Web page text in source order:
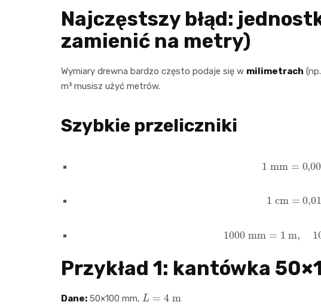
Najczęstszy błąd:
zamienić na metry)
Wymiary drewna bardzo często podaje się w milimetrach
m³ musisz użyć metrów.
Szybkie przeliczniki
1 mm =
1 cm =0,01
1000mm= 1m
Przykład 1: kantówka
Dane: 50×100 mm,
L m